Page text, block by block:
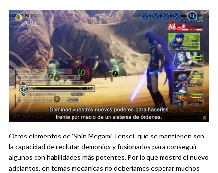
Otros elementos de ‘Shin Megami Tensei’ que se mantienen son
la capacidad de reclutar demonios y fusionarlos para conseguir
algunos con habilidades más potentes. Por lo que mostró el nuevo
adelantos, en temas mecánicas no deberíamos esperar muchos